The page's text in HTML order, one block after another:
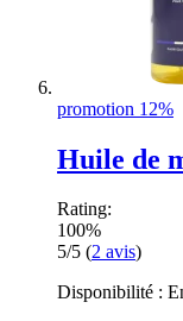
promotion 12%
Huile de
Rating:
100%
5/5 (2 avis)
Disponibilité :